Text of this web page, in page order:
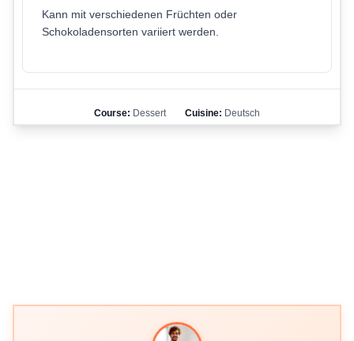
Kann mit verschiedenen Früchten oder
Schokoladensorten variiert werden.
Course: Dessert Cuisine: Deutsch